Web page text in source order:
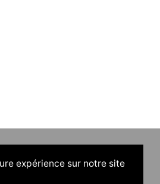
expérience sur notre site